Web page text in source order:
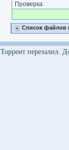
Проверка:
Список файлов
Торрент перезалил.